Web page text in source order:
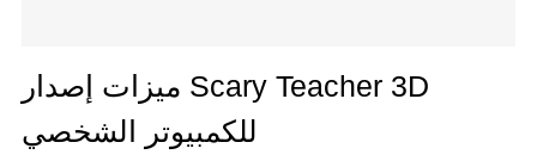
ميزات إصدار Scary Teacher 3D
للكمبيوتر الشخصي